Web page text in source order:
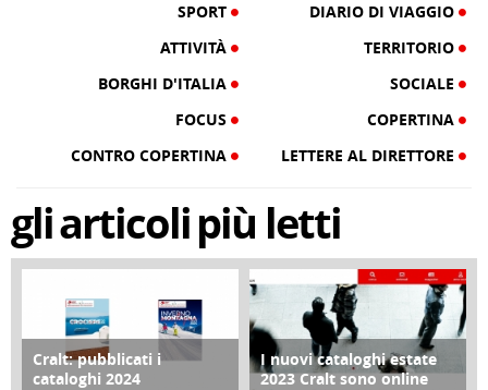
SPORT
DIARIO DI VIAGGIO
ATTIVITÀ
TERRITORIO
BORGHI D'ITALIA
SOCIALE
FOCUS
COPERTINA
CONTRO COPERTINA
LETTERE AL DIRETTORE
gliarticolipiù letti
COPERTINA
Cralt: pubblicati i
cataloghi 2024
CONTRO COPERTINA
I nuovi cataloghi estate
2023 Cralt sono online